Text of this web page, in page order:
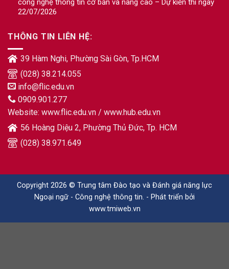
công nghệ thông tin cơ bản và nâng cao – Dự kiến thi ngày
22/07/2026
THÔNG TIN LIÊN HỆ:
39 Hàm Nghi, Phường Sài Gòn, Tp.HCM
(028) 38.214.055
info@flic.edu.vn
0909.901.277
Website: www.flic.edu.vn / www.hub.edu.vn
56 Hoàng Diệu 2, Phường Thủ Đức, Tp. HCM
(028) 38.971.649
Copyright 2026 © Trung tâm Đào tạo và Đánh giá năng lực
Ngoại ngữ - Công nghệ thông tin. - Phát triển bởi
www.tmiweb.vn